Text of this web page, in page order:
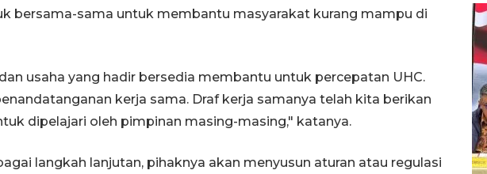
bersama-sama untuk membantu masyarakat kurang mampu di
usaha yang hadir bersedia membantu untuk percepatan UHC.
kerja sama. Draf kerja samanya telah kita berikan
dipelajari oleh pimpinan masing-masing," katanya.
langkah lanjutan, pihaknya akan menyusun aturan atau regulasi